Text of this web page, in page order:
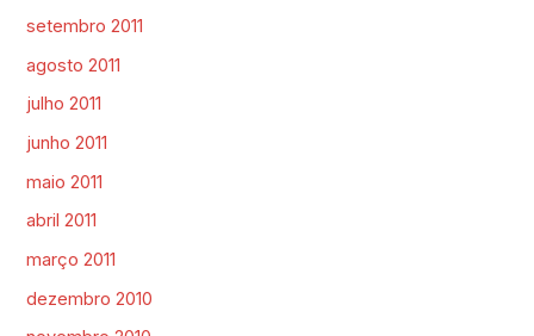
setembro 2011
agosto 2011
julho 2011
junho 2011
maio 2011
abril 2011
março 2011
dezembro 2010